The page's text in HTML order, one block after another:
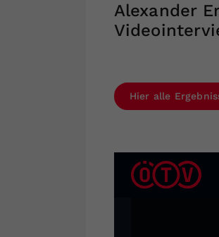
Alexander
Hier alle